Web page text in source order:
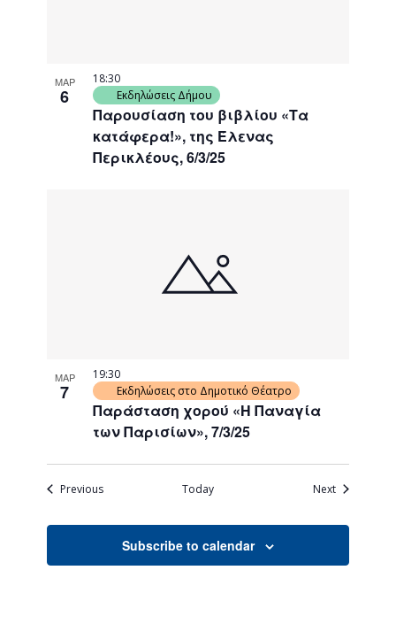
ΜΑΡ
6
Παρουσίαση του βιβλίου «Τα
κατάφερα!», της Έλενας
Περικλέους, 6/3/25
18:30
Εκδηλώσεις Δήμου
ΜΑΡ
7
Παράσταση χορού «Η Παναγία
των Παρισίων», 7/3/25
19:30
Εκδηλώσεις στο Δημοτικό Θέατρο
PreviousEvents Today NextEvents
Subscribe to calendar